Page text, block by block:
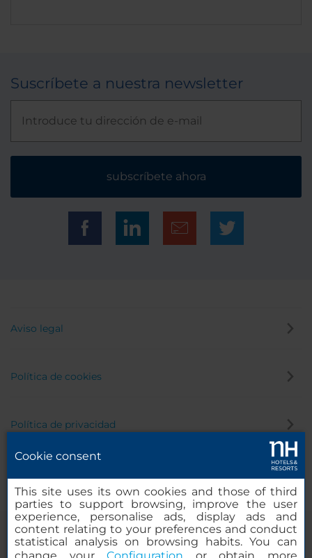
Suscríbete a nuestra newsletter
subscríbete ahora
Aviso legal
Política de cookies
Política de privacidad
Cookie consent
This site uses its own cookies and those of third
parties to support browsing, improve the user
experience, personalise ads, display ads and
content relating to your preferences and conduct
statistical analysis on browsing habits. You can